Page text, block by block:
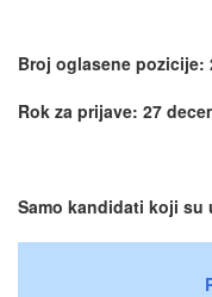
Broj oglasene pozicije:
Rok za prijave: 27
Samo kandidati koji